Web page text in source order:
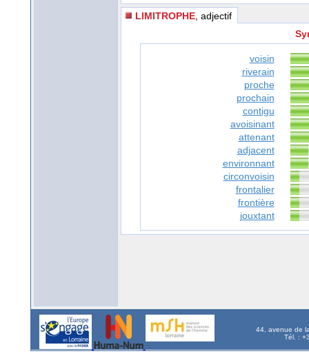
LIMITROPHE , adjectif
voisin
riverain
proche
prochain
contigu
avoisinant
attenant
adjacent
environnant
circonvoisin
frontalier
frontière
jouxtant
44, avenue de
Tél. :